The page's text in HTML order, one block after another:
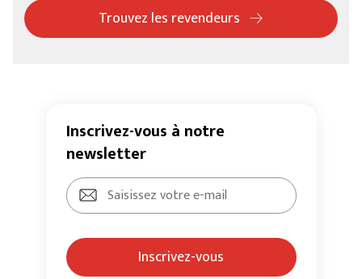
Trouvez les revendeurs
Inscrivez-vous à notre
newsletter
Inscrivez-vous